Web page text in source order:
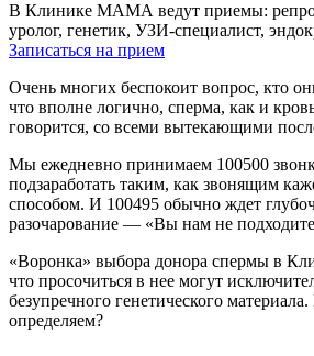
В Клинике МАМА ведут приемы:
уролог, генетик, УЗИ-специалист,
Записаться на прием
Очень многих беспокоит вопрос, кто
что вполне логично, сперма, как и
говорится, со всеми вытекающими
Мы ежедневно принимаем 100500
подзаработать таким, как звонящим
способом. И 100495 обычно ждет
разочарование — «Вы нам не
«Воронка» выбора донора спермы в
что просочиться в нее могут
безупречного генетического
определяем?